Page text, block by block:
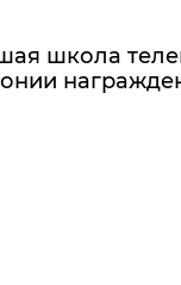
школа